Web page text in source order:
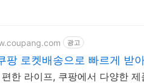
광고
팡 로켓배송으로 빠르게 받
한 라이프, 쿠팡에서 다양한